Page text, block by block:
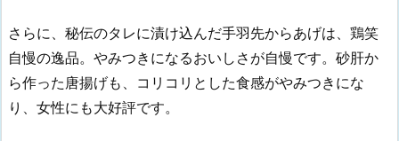
さらに、秘伝のタレに漬け込んだ手羽先からあげは、鶏笑
自慢の逸品。やみつきになるおいしさが自慢です。砂肝か
ら作った唐揚げも、コリコリとした食感がやみつきにな
り、女性にも大好評です。